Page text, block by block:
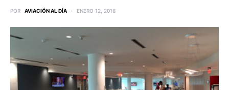
POR AVIACIÓN AL DÍA ENERO 12, 2016